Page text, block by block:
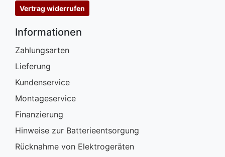
Vertrag widerrufen
Informationen
Zahlungsarten
Lieferung
Kundenservice
Montageservice
Finanzierung
Hinweise zur Batterieentsorgung
Rücknahme von Elektrogeräten